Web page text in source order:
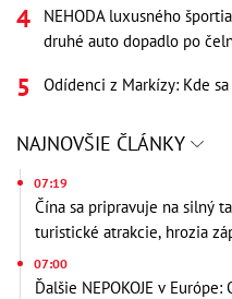
NEHODA luxusného
druhé auto dopadlo po
Odídenci z Markízy: Kde
NAJNOVŠIE ČLÁNKY
07:19
Čína sa pripravuje na silný
turistické atrakcie, hrozia
07:00
Ďalšie NEPOKOJE v